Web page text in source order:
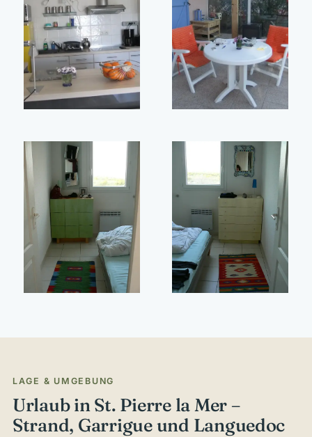
LAGE & UMGEBUNG
Urlaub in St. Pierre la Mer –
Strand, Garrigue und Languedoc